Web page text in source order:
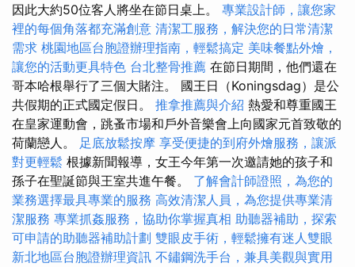
因此大約50位客人將坐在節日桌上。 專業設計師，讓您家
裡的每個角落都充滿創意 清潔工服務，解決您的日常清潔
需求 桃園地區台胞證辦理指南，輕鬆搞定 美味餐點外燴，
讓您的活動更具特色 台北整骨推薦 在節日期間，他們還在
哥本哈根舉行了三個大賭注。 國王日（Koningsdag）是公
共假期的正式國定假日。 推拿推薦與介紹 熱愛和尊重國王
在皇家運動會，跳蚤市場和戶外音樂會上向國家元首致敬的
荷蘭戀人。 足底放鬆按摩 享受便捷的到府外燴服務，讓派
對更輕鬆 根據新聞報導，女王今年第一次邀請她的孩子和
孫子在聖誕節與王室共進午餐。 了解會計師證照，為您的
業務選擇最具專業的服務 高效清潔人員，為您提供專業清
潔服務 專業抓姦服務，協助你掌握真相 助聽器補助，探索
可申請的助聽器補助計劃 雙眼皮手術，輕鬆擁有迷人雙眼
新北地區台胞證辦理資訊 不鏽鋼洗手台，兼具美觀與實用